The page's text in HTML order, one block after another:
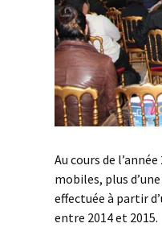
Au cours de
mobiles, plus
effectuée à partir
entre 2014 et 2015.